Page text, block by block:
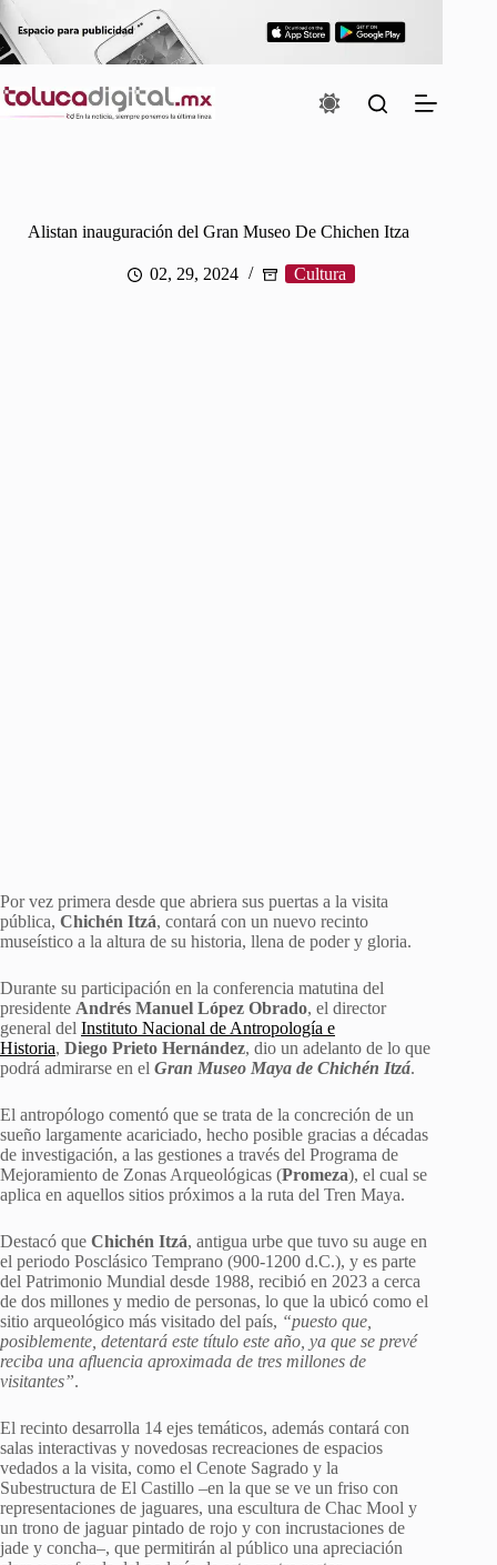
Saltar
al
contenido
Alistan inauguración del Gran Museo De Chichen Itza
02, 29, 2024 Cultura
Por vez primera desde que abriera sus puertas a la visita
pública, Chichén Itzá, contará con un nuevo recinto
museístico a la altura de su historia, llena de poder y gloria.
Durante su participación en la conferencia matutina del
presidente Andrés Manuel López Obrado, el director
general del Instituto Nacional de Antropología e
Historia, Diego Prieto Hernández, dio un adelanto de lo que
podrá admirarse en el Gran Museo Maya de Chichén Itzá.
El antropólogo comentó que se trata de la concreción de un
sueño largamente acariciado, hecho posible gracias a décadas
de investigación, a las gestiones a través del Programa de
Mejoramiento de Zonas Arqueológicas (Promeza), el cual se
aplica en aquellos sitios próximos a la ruta del Tren Maya.
Destacó que Chichén Itzá, antigua urbe que tuvo su auge en
el periodo Posclásico Temprano (900-1200 d.C.), y es parte
del Patrimonio Mundial desde 1988, recibió en 2023 a cerca
de dos millones y medio de personas, lo que la ubicó como el
sitio arqueológico más visitado del país, “puesto que,
posiblemente, detentará este título este año, ya que se prevé
reciba una afluencia aproximada de tres millones de
visitantes”.
El recinto desarrolla 14 ejes temáticos, además contará con
salas interactivas y novedosas recreaciones de espacios
vedados a la visita, como el Cenote Sagrado y la
Subestructura de El Castillo –en la que se ve un friso con
representaciones de jaguares, una escultura de Chac Mool y
un trono de jaguar pintado de rojo y con incrustaciones de
jade y concha–, que permitirán al público una apreciación